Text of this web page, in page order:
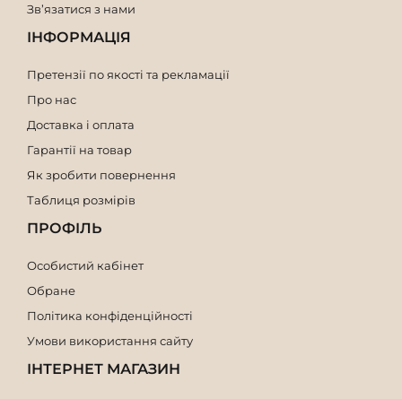
Зв’язатися з нами
ІНФОРМАЦІЯ
Претензії по якості та рекламації
Про нас
Доставка і оплата
Гарантії на товар
Як зробити повернення
Таблиця розмірів
ПРОФІЛЬ
Особистий кабінет
Обране
Політика конфіденційності
Умови використання сайту
ІНТЕРНЕТ МАГАЗИН